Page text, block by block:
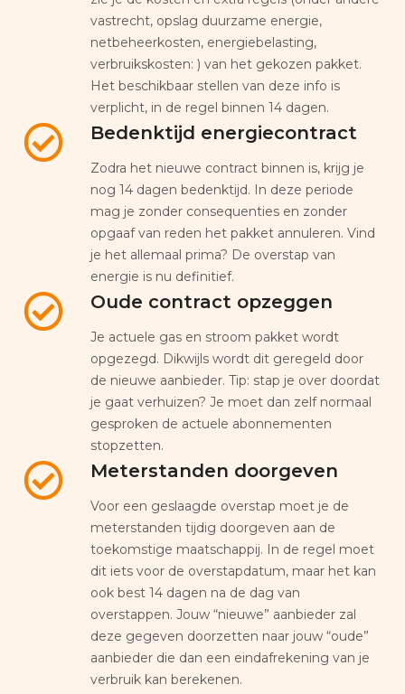
vastrecht, opslag duurzame energie,
netbeheerkosten, energiebelasting,
verbruikskosten: ) van het gekozen pakket.
Het beschikbaar stellen van deze info is
verplicht, in de regel binnen 14 dagen.
Bedenktijd energiecontract
Zodra het nieuwe contract binnen is, krijg je
nog 14 dagen bedenktijd. In deze periode
mag je zonder consequenties en zonder
opgaaf van reden het pakket annuleren. Vind
je het allemaal prima? De overstap van
energie is nu definitief.
Oude contract opzeggen
Je actuele gas en stroom pakket wordt
opgezegd. Dikwijls wordt dit geregeld door
de nieuwe aanbieder. Tip: stap je over doordat
je gaat verhuizen? Je moet dan zelf normaal
gesproken de actuele abonnementen
stopzetten.
Meterstanden doorgeven
Voor een geslaagde overstap moet je de
meterstanden tijdig doorgeven aan de
toekomstige maatschappij. In de regel moet
dit iets voor de overstapdatum, maar het kan
ook best 14 dagen na de dag van
overstappen. Jouw “nieuwe” aanbieder zal
deze gegeven doorzetten naar jouw “oude”
aanbieder die dan een eindafrekening van je
verbruik kan berekenen.